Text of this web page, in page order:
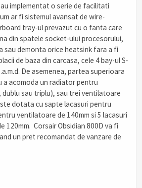
au implementat o serie de facilitati
ar fi sistemul avansat de wire-
tray-ul prevazut cu o fanta care
din spatele socket-ului procesorului,
sau demonta orice heatsink fara a fi
de baza din carcasa, cele 4 bay-ul S-
De asemenea, partea superioara
acomoda un radiator pentru
sau triplu), sau trei ventilatoare
dotata cu sapte lacasuri pentru
ventilatoare de 140mm si 5 lacasuri
120mm. Corsair Obsidian 800D va fi
un pret recomandat de vanzare de